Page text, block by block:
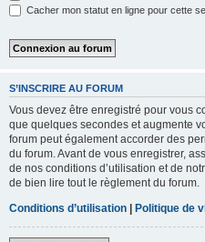
Cacher mon statut en ligne pour cette
S’INSCRIRE AU FORUM
Vous devez être enregistré pour vous
que quelques secondes et augmente
forum peut également accorder des
du forum. Avant de vous enregistrer,
de nos conditions d’utilisation et de
de bien lire tout le règlement du forum.
Conditions d’utilisation | Politique de